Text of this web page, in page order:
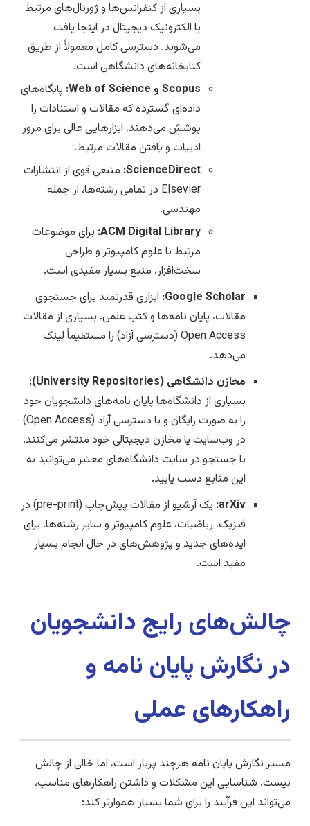
بسیاری از کنفرانس‌ها و ژورنال‌های مرتبط
با الکترونیک دیجیتال در اینجا یافت
می‌شوند. دسترسی کامل معمولاً از طریق
کتابخانه‌های دانشگاهی است.
Scopus و Web of Science:
پایگاه‌های
داده‌ای گسترده که مقالات و استنادات را
پوشش می‌دهند. ابزارهایی عالی برای مرور
ادبیات و یافتن مقالات مرتبط.
ScienceDirect: منبعی قوی از انتشارات
Elsevier در تمامی رشته‌ها، از جمله
مهندسی.
ACM Digital Library: برای موضوعات
مرتبط با علوم کامپیوتر و طراحی
سخت‌افزار، منبع بسیار مفیدی است.
Google Scholar: ابزاری قدرتمند برای جستجوی
مقالات، پایان نامه‌ها و کتب علمی. بسیاری از مقالات
Open Access (دسترسی آزاد) را مستقیماً لینک
می‌دهد.
مخازن دانشگاهی (University Repositories):
بسیاری از دانشگاه‌ها پایان نامه‌های دانشجویان خود
را به صورت رایگان و با دسترسی آزاد (Open Access)
در وب‌سایت یا مخازن دیجیتالی خود منتشر می‌کنند.
با جستجو در سایت دانشگاه‌های معتبر می‌توانید به
این منابع دست یابید.
arXiv:
یک آرشیو از مقالات پیش‌چاپ (pre-print) در
فیزیک، ریاضیات، علوم کامپیوتر و سایر رشته‌ها. برای
ایده‌های جدید و پژوهش‌های در حال انجام بسیار
مفید است.
چالش‌های رایج دانشجویان
در نگارش پایان نامه و
راهکارهای عملی
مسیر نگارش پایان نامه هرچند پربار است، اما خالی از چالش
نیست. شناسایی این مشکلات و داشتن راهکارهای مناسب،
می‌تواند این فرآیند را برای شما بسیار هموارتر کند: